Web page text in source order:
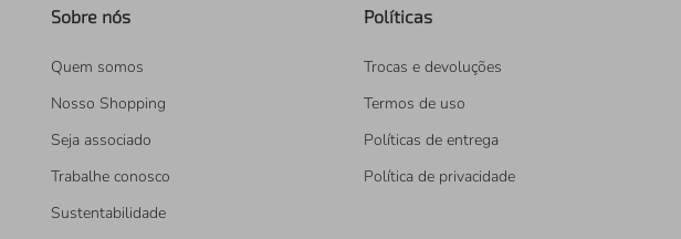
Sobre nós
Quem somos
Nosso Shopping
Seja associado
Trabalhe conosco
Sustentabilidade
Políticas
Trocas e devoluções
Termos de uso
Políticas de entrega
Política de privacidade